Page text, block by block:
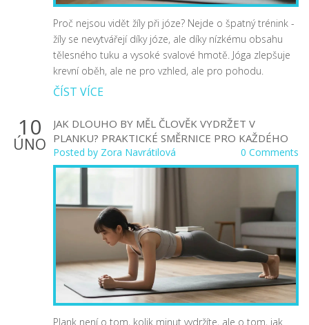
Proč nejsou vidět žíly při józe? Nejde o špatný trénink -
žíly se nevytvářejí díky józe, ale díky nízkému obsahu
tělesného tuku a vysoké svalové hmotě. Jóga zlepšuje
krevní oběh, ale ne pro vzhled, ale pro pohodu.
ČÍST VÍCE
10
ÚNO
JAK DLOUHO BY MĚL ČLOVĚK VYDRŽET V
PLANKU? PRAKTICKÉ SMĚRNICE PRO KAŽDÉHO
Posted by Zora Navrátilová 0 Comments
Plank není o tom, kolik minut vydržíte, ale o tom, jak